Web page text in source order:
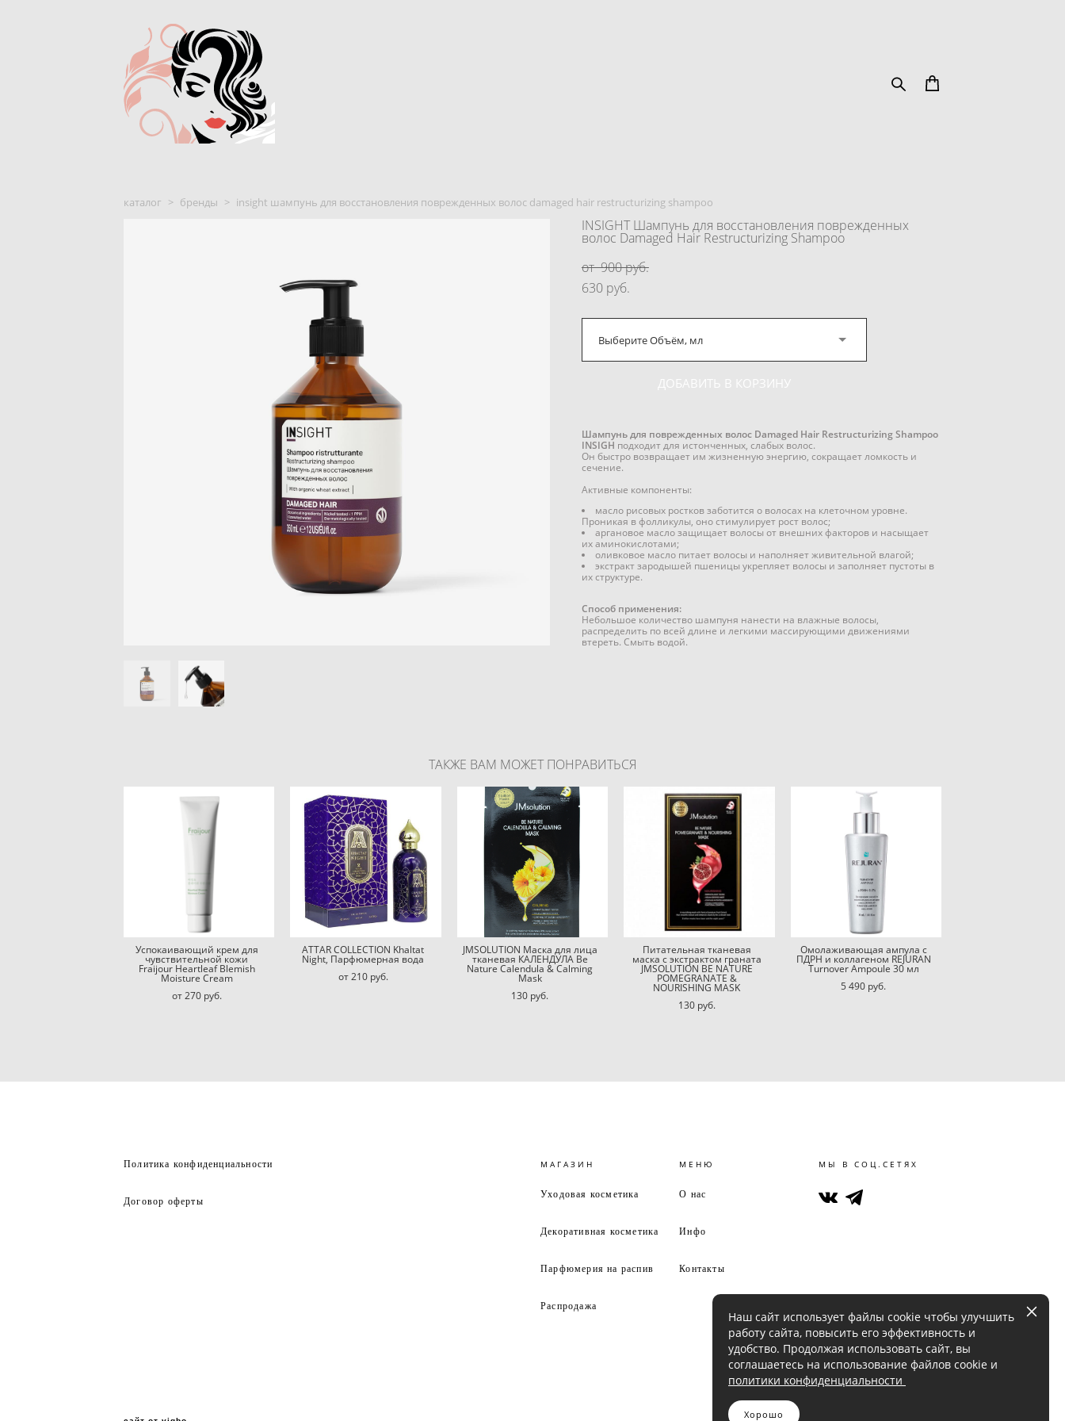
каталог > бренды > insight шампунь для восстановления поврежденных волос damaged hair restructurizing shampoo
INSIGHT Шампунь для восстановления поврежденных
волос Damaged Hair Restructurizing Shampoo
от 900 pуб.
630 pуб.
Выберите Объём, мл
ДОБАВИТЬ В КОРЗИНУ
Шампунь для поврежденных волос Damaged Hair Restructurizing Shampoo
INSIGH подходит для истонченных, слабых волос.
Он быстро возвращает им жизненную энергию, сокращает ломкость и
сечение.
Активные компоненты:
масло рисовых ростков заботится о волосах на клеточном уровне.
Проникая в фолликулы, оно стимулирует рост волос;
аргановое масло защищает волосы от внешних факторов и насыщает
их аминокислотами;
оливковое масло питает волосы и наполняет живительной влагой;
экстракт зародышей пшеницы укрепляет волосы и заполняет пустоты в
их структуре.
Способ применения:
Небольшое количество шампуня нанести на влажные волосы,
распределить по всей длине и легкими массирующими движениями
втереть. Смыть водой.
ТАКЖЕ ВАМ МОЖЕТ ПОНРАВИТЬСЯ
Успокаивающий крем для
чувствительной кожи
Fraijour Heartleaf Blemish
Moisture Cream
от 270 pуб.
ATTAR COLLECTION Khaltat
Night, Парфюмерная вода
от 210 pуб.
JMSOLUTION Маска для лица
тканевая КАЛЕНДУЛА Be
Nature Calendula & Calming
Mask
130 pуб.
Питательная тканевая
маска с экстрактом граната
JMSOLUTION BE NATURE
POMEGRANATE &
NOURISHING MASK
130 pуб.
Омолаживающая ампула с
ПДРН и коллагеном REJURAN
Turnover Ampoule 30 мл
5 490 pуб.
Политика конфиденциальности
Договор оферты
МАГАЗИН
Уходовая косметика
Декоративная косметика
Парфюмерия на распив
Распродажа
МЕНЮ
О нас
Инфо
Контакты
МЫ В СОЦ.СЕТЯХ
Наш сайт использует файлы cookie чтобы улучшить
работу сайта, повысить его эффективность и
удобство. Продолжая использовать сайт, вы
соглашаетесь на использование файлов cookie и
политики конфиденциальности
Хорошо